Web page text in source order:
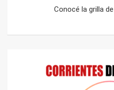
Conocé la grilla